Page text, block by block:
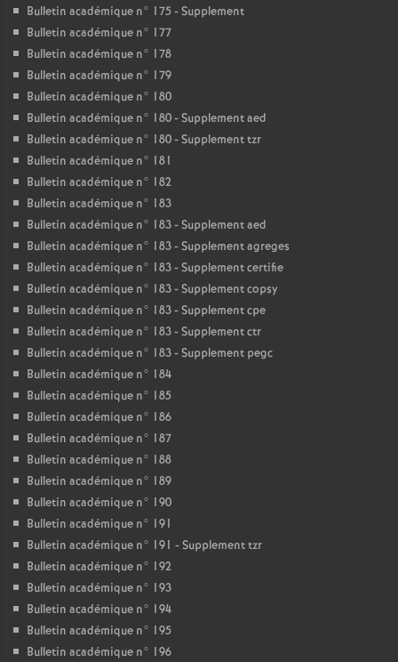
Bulletin académique n° 175 - Supplement
Bulletin académique n° 177
Bulletin académique n° 178
Bulletin académique n° 179
Bulletin académique n° 180
Bulletin académique n° 180 - Supplement aed
Bulletin académique n° 180 - Supplement tzr
Bulletin académique n° 181
Bulletin académique n° 182
Bulletin académique n° 183
Bulletin académique n° 183 - Supplement aed
Bulletin académique n° 183 - Supplement agreges
Bulletin académique n° 183 - Supplement certifie
Bulletin académique n° 183 - Supplement copsy
Bulletin académique n° 183 - Supplement cpe
Bulletin académique n° 183 - Supplement ctr
Bulletin académique n° 183 - Supplement pegc
Bulletin académique n° 184
Bulletin académique n° 185
Bulletin académique n° 186
Bulletin académique n° 187
Bulletin académique n° 188
Bulletin académique n° 189
Bulletin académique n° 190
Bulletin académique n° 191
Bulletin académique n° 191 - Supplement tzr
Bulletin académique n° 192
Bulletin académique n° 193
Bulletin académique n° 194
Bulletin académique n° 195
Bulletin académique n° 196